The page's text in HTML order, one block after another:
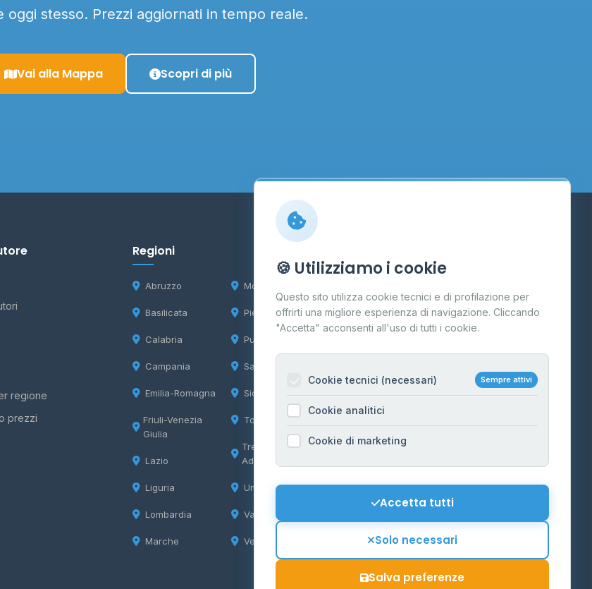
oggi stesso. Prezzi aggiornati in tempo reale.
Vai alla Mappa Scopri di più
regione
prezzi
Regioni
Abruzzo
Basilicata
Calabria
Campania
Emilia-Romagna
Friuli-Venezia
Giulia
Lazio
Liguria
Lombardia
Marche
Molise
Piemonte
Puglia
Sardegna
Sicilia
Toscana
Trentino-Alto
Adige
Umbria
Valle d'Aosta
Veneto
Contatti
Per gestori
Informazioni legali
Privacy Policy
Cookie Policy
Mappa del sito
Contattaci
🍪 Utilizziamo i cookie
Questo sito utilizza cookie tecnici e di profilazione per
offrirti una migliore esperienza di navigazione. Cliccando
"Accetta" acconsenti all'uso di tutti i cookie.
Cookie tecnici (necessari) Sempre attivi
Cookie analitici
Cookie di marketing
Accetta tutti
Solo necessari
Salva preferenze